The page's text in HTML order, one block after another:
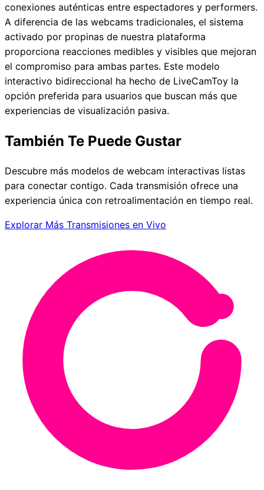
conexiones auténticas entre espectadores y performers.
A diferencia de las webcams tradicionales, el sistema
activado por propinas de nuestra plataforma
proporciona reacciones medibles y visibles que mejoran
el compromiso para ambas partes. Este modelo
interactivo bidireccional ha hecho de LiveCamToy la
opción preferida para usuarios que buscan más que
experiencias de visualización pasiva.
También Te Puede Gustar
Descubre más modelos de webcam interactivas listas
para conectar contigo. Cada transmisión ofrece una
experiencia única con retroalimentación en tiempo real.
Explorar Más Transmisiones en Vivo